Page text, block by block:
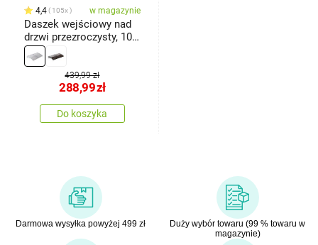
4,4 105x w magazynie
Daszek wejściowy nad
drzwi przezroczysty, 100
x 200 cm
439,99 zł
288,99zł
Do koszyka
Darmowa wysyłka powyżej 499 zł
Duży wybór towaru (99 % towaru w
magazynie)